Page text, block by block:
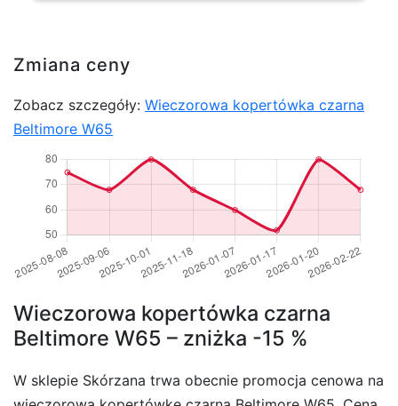
Zmiana ceny
Zobacz szczegóły: Wieczorowa kopertówka czarna
Beltimore W65
Wieczorowa kopertówka czarna
Beltimore W65 – zniżka -15 %
W sklepie Skórzana trwa obecnie promocja cenowa na